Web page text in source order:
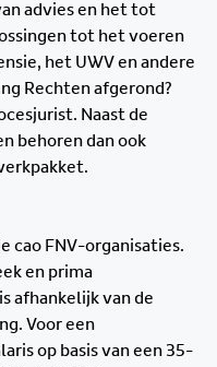
advies en het tot
tot het voeren
het UWV en andere
Rechten afgerond?
Naast de
behoren dan ook
cao FNV-organisaties.
en prima
afhankelijk van de
Voor een
op basis van een 35-